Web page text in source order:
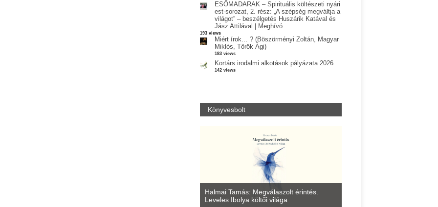
ESŐMADARAK – Spirituális költészeti nyári
est-sorozat, 2. rész: „A szépség megváltja a
világot” – beszélgetés Huszárik Katával és
Jász Attilával | Meghívó
193 views
Miért írok… ? (Böszörményi Zoltán, Magyar
Miklós, Török Ági)
183 views
Kortárs irodalmi alkotások pályázata 2026
142 views
Könyvesbolt
Halmai Tamás: Megválaszolt érintés.
Leveles Ibolya költői világa